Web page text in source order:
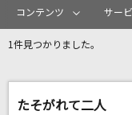
リアルタ
コンテンツ サー
1件見つかりました。
たそがれて二人